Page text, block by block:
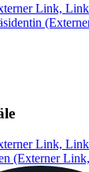
Link, Link
Link, Link
(Externer